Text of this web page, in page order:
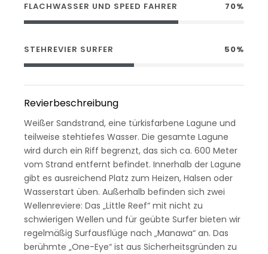
FLACHWASSER UND SPEED FAHRER 70%
STEHREVIER SURFER 50%
Revierbeschreibung
Weißer Sandstrand, eine türkisfarbene Lagune und
teilweise stehtiefes Wasser. Die gesamte Lagune
wird durch ein Riff begrenzt, das sich ca. 600 Meter
vom Strand entfernt befindet. Innerhalb der Lagune
gibt es ausreichend Platz zum Heizen, Halsen oder
Wasserstart üben. Außerhalb befinden sich zwei
Wellenreviere: Das „Little Reef“ mit nicht zu
schwierigen Wellen und für geübte Surfer bieten wir
regelmäßig Surfausflüge nach „Manawa“ an. Das
berühmte „One-Eye“ ist aus Sicherheitsgründen zu